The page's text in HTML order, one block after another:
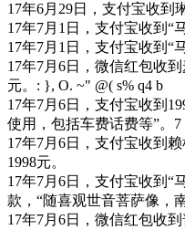
17年6月29日，支付宝收到
17年7月1日，支付宝收到“
17年7月1日，支付宝收到“
17年7月6日，微信红包收
元。 : }, O. ~" @( s% q4 b
17年7月6日，支付宝收到
使用，包括车费话费等”。
17年7月6日，支付宝收到
1998元。
17年7月6日，支付宝收到“
款，“随喜观世音菩萨像，
17年7月6日，微信红包收